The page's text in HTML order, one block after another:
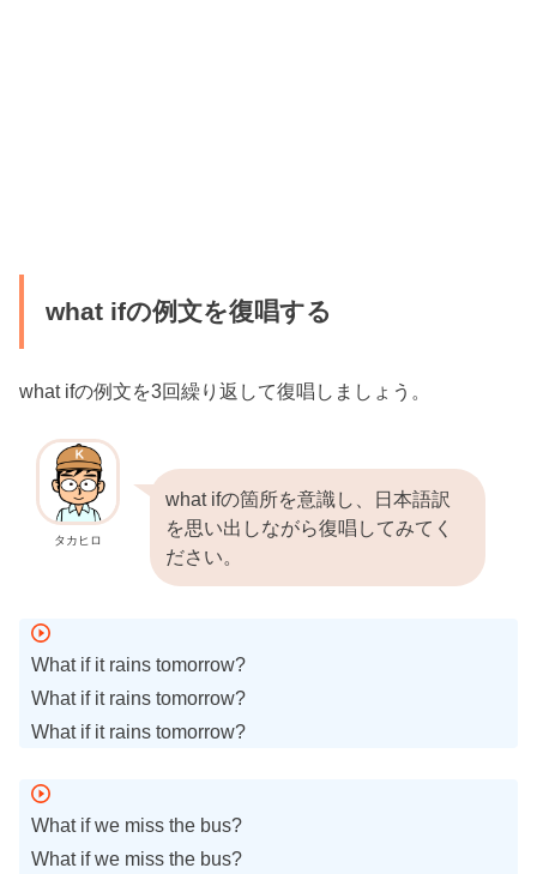
what ifの例文を復唱する
what ifの例文を3回繰り返して復唱しましょう。
タカヒロ
what ifの箇所を意識し、日本語訳
を思い出しながら復唱してみてく
ださい。
What if it rains tomorrow?
What if it rains tomorrow?
What if it rains tomorrow?
What if we miss the bus?
What if we miss the bus?